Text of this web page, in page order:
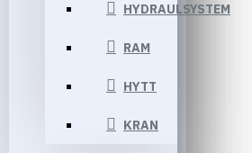
HYDRAULSYSTEM
RAM
HYTT
KRAN